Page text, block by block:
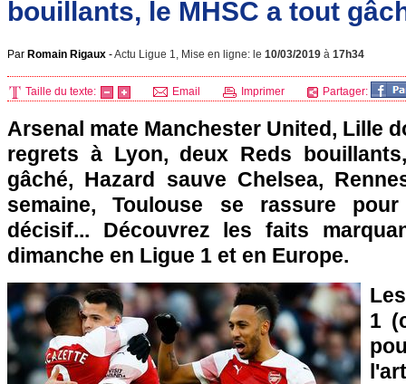
bouillants, le MHSC a tout
Par Romain Rigaux -Actu Ligue 1, Mise en ligne: le 10/03/2019 à 17h34
Taille du texte: Email Imprimer Partager:
Arsenal mate Manchester United, Lille
regrets à Lyon, deux Reds
gâché, Hazard sauve Chelsea,
semaine, Toulouse se rassure
décisif... Découvrez les faits
dimanche en Ligue 1 et en Europe.
1